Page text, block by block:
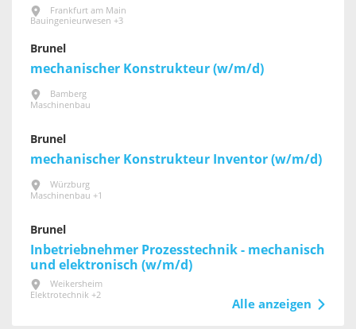
Frankfurt am Main
Bauingenieurwesen +3
Brunel
mechanischer Konstrukteur (w/m/d)
Bamberg
Maschinenbau
Brunel
mechanischer Konstrukteur Inventor (w/m/d)
Würzburg
Maschinenbau +1
Brunel
Inbetriebnehmer Prozesstechnik - mechanisch
und elektronisch (w/m/d)
Weikersheim
Elektrotechnik +2
Alle anzeigen